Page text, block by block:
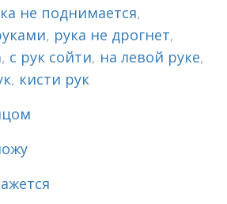
не поднимается,
, рука не дрогнет,
, с рук сойти, на левой руке,
, кисти рук